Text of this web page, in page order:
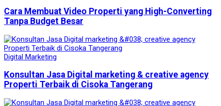
Cara Membuat Video Properti yang High-Converting
Tanpa Budget Besar
Digital Marketing
Konsultan Jasa Digital marketing & creative agency
Properti Terbaik di Cisoka Tangerang